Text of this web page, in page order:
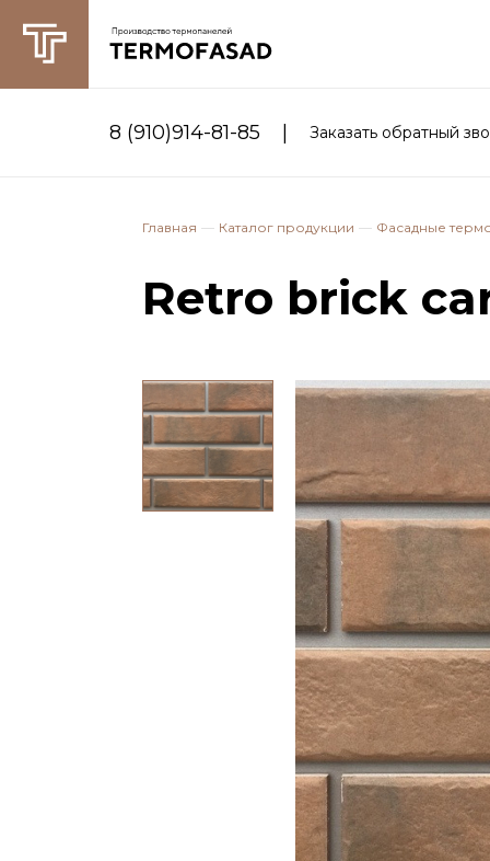
8 (910)914-81-85 | Заказать обратный
Главная Каталог продукции Фасадные
Retro brick